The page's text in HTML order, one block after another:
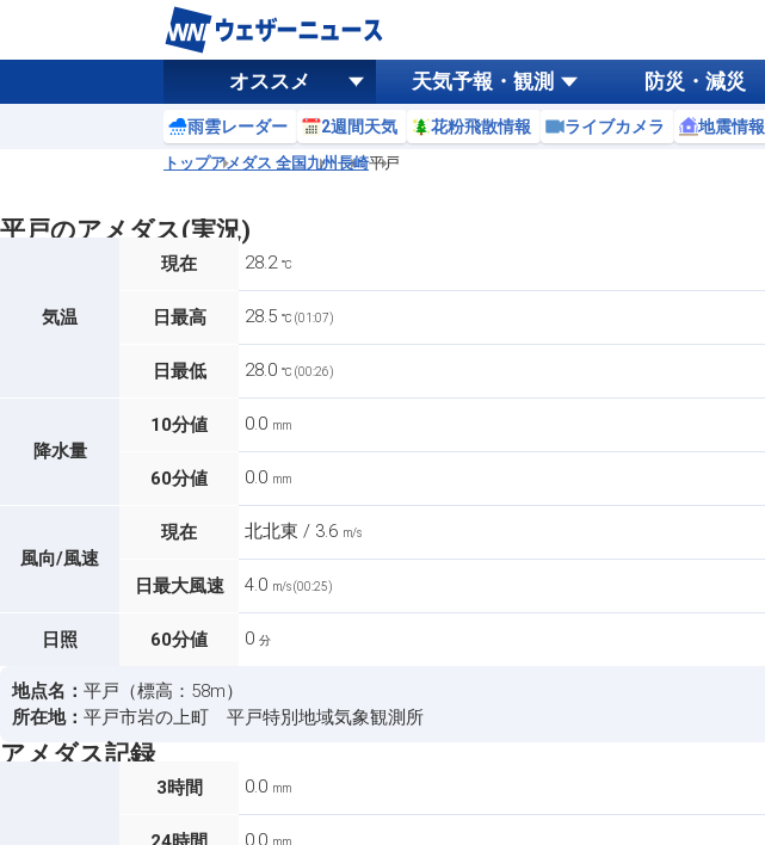
オススメ 天気予報・観測 防災・減災
雨雲レーダー 2週間天気 花粉飛散情報 ライブカメラ 地震情報
トップアメダス 全国 九州長崎平戸
平戸のアメダス(実況)
気温
現在 28.2 ℃
日最高 28.5 ℃ (01:07)
日最低 28.0 ℃ (00:26)
降水量
10分値 0.0 mm
60分値 0.0 mm
風向/風速
現在 北北東 / 3.6 m/s
日最大風速 4.0 m/s (00:25)
日照 60分値 0 分
地点名： 平戸（標高：58m）
所在地： 平戸市岩の上町 平戸特別地域気象観測所
アメダス記録
3時間 0.0 mm
0.0 mm